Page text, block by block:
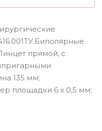
прямой, с
135 мм;
площадки 6 х 0,5 мм;